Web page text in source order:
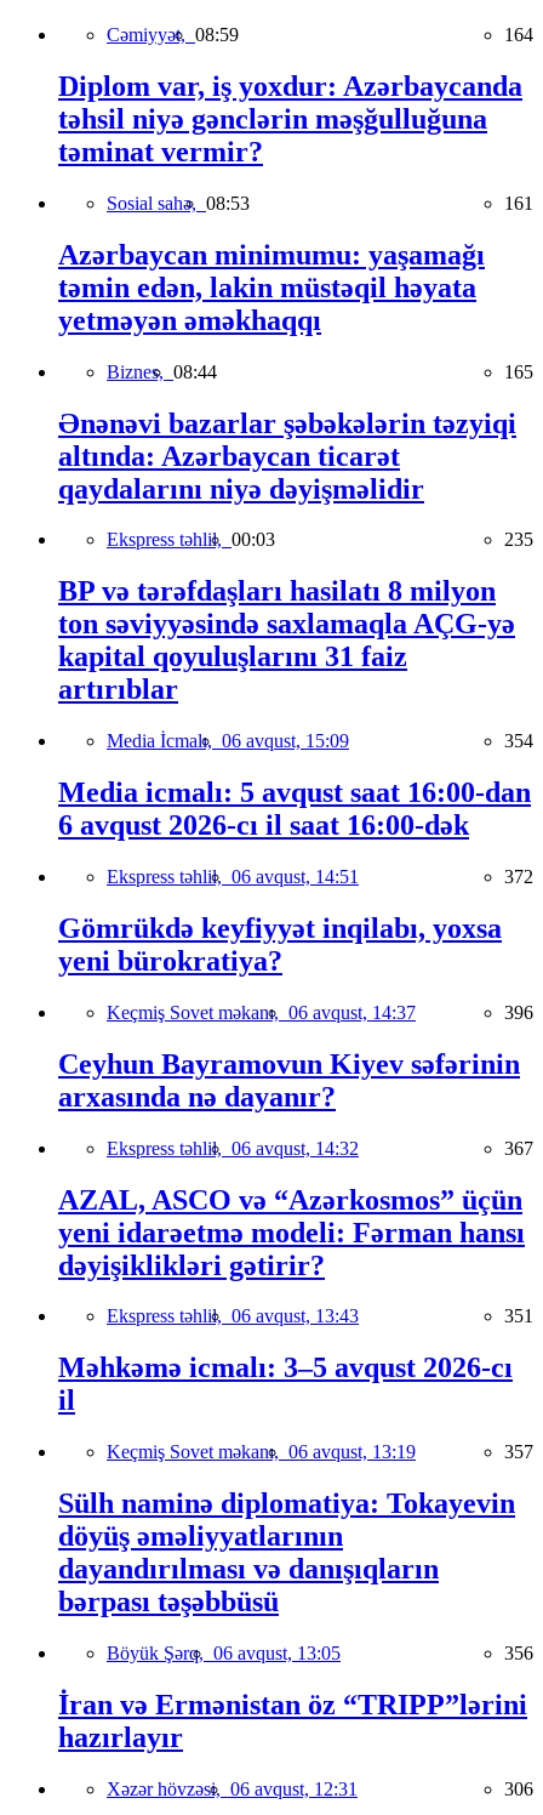
Cəmiyyət, 08:59 164
Diplom var, iş yoxdur: Azərbaycanda
təhsil niyə gənclərin məşğulluğuna
təminat vermir?
Sosial sahə, 08:53 161
Azərbaycan minimumu: yaşamağı
təmin edən, lakin müstəqil həyata
yetməyən əməkhaqqı
Biznes, 08:44 165
Ənənəvi bazarlar şəbəkələrin təzyiqi
altında: Azərbaycan ticarət
qaydalarını niyə dəyişməlidir
Ekspress təhlil, 00:03 235
BP və tərəfdaşları hasilatı 8 milyon
ton səviyyəsində saxlamaqla AÇG-yə
kapital qoyuluşlarını 31 faiz
artırıblar
Media İcmalı, 06 avqust, 15:09 354
Media icmalı: 5 avqust saat 16:00-dan
6 avqust 2026-cı il saat 16:00-dək
Ekspress təhlil, 06 avqust, 14:51 372
Gömrükdə keyfiyyət inqilabı, yoxsa
yeni bürokratiya?
Keçmiş Sovet məkanı, 06 avqust, 14:37 396
Ceyhun Bayramovun Kiyev səfərinin
arxasında nə dayanır?
Ekspress təhlil, 06 avqust, 14:32 367
AZAL, ASCO və “Azərkosmos” üçün
yeni idarəetmə modeli: Fərman hansı
dəyişiklikləri gətirir?
Ekspress təhlil, 06 avqust, 13:43 351
Məhkəmə icmalı: 3–5 avqust 2026-cı
il
Keçmiş Sovet məkanı, 06 avqust, 13:19 357
Sülh naminə diplomatiya: Tokayevin
döyüş əməliyyatlarının
dayandırılması və danışıqların
bərpası təşəbbüsü
Böyük Şərq, 06 avqust, 13:05 356
İran və Ermənistan öz “TRIPP”lərini
hazırlayır
Xəzər hövzəsi, 06 avqust, 12:31 306